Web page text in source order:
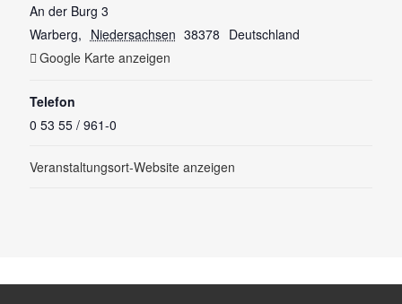
An der Burg 3
Warberg, Niedersachsen 38378 Deutschland
Google Karte anzeigen
Telefon
0 53 55 / 961-0
Veranstaltungsort-Website anzeigen